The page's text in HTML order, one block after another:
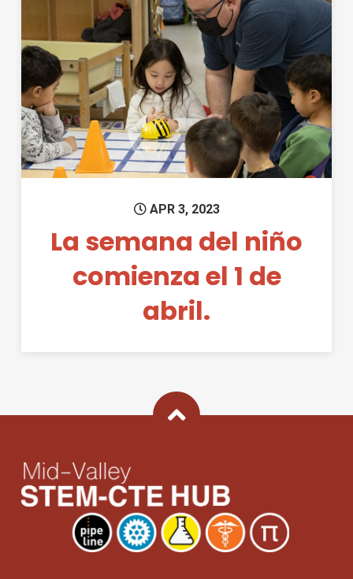
Permanent Link to La
APR 3, 2023
La semana del niño
comienza el 1 de
abril.
Back To Top